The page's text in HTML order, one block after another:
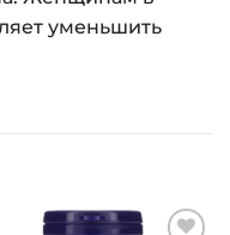
уменьшить